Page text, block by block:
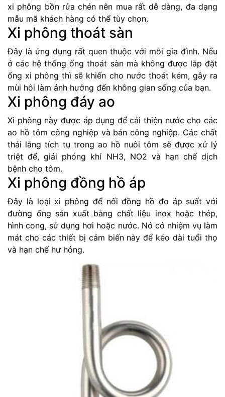
xi phông bồn rửa chén nên mua rất dễ dàng, đa dạng
mẫu mã khách hàng có thể tùy chọn.
Xi phông thoát sàn
Đây là ứng dụng rất quen thuộc với mỗi gia đình. Nếu
ở các hệ thống ống thoát sàn mà không được lắp đặt
ống xi phông thì sẽ khiến cho nước thoát kém, gây ra
mùi hôi làm ảnh hưởng đến không gian sống của bạn.
Xi phông đáy ao
Xi phông này được áp dụng để cải thiện nước cho các
ao hồ tôm công nghiệp và bán công nghiệp. Các chất
thải lắng tích tụ trong ao hồ nuôi tôm sẽ được xử lý
triệt để, giải phóng khí NH3, NO2 và hạn chế dịch
bệnh cho tôm.
Xi phông đồng hồ áp
Đây là loại xi phông để nối đồng hồ đo áp suất với
đường ống sản xuất bằng chất liệu inox hoặc thép,
hình cong, sử dụng hơi hoặc nước. Nó có nhiệm vụ làm
mát cho các thiết bị cảm biến này để kéo dài tuổi thọ
và hạn chế hư hỏng.